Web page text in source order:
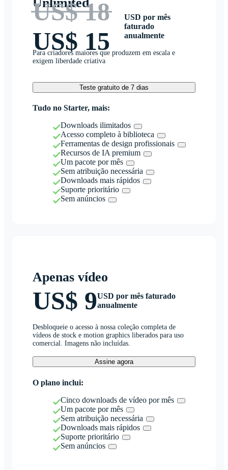
US$ 18
US$ 15
USD por mês
faturado
anualmente
Para criadores maiores que produzem em escala e
exigem liberdade criativa
Teste gratuito de 7 dias
Tudo no Starter, mais:
Downloads ilimitados
Acesso completo à biblioteca
Ferramentas de design profissionais
Recursos de IA premium
Um pacote por mês
Sem atribuição necessária
Downloads mais rápidos
Suporte prioritário
Sem anúncios
Apenas vídeo
US$ 9USD por mês faturado
anualmente
Desbloqueie o acesso à nossa coleção completa de
vídeos de stock e motion graphics liberados para uso
comercial. Imagens não incluídas.
Assine agora
O plano inclui:
Cinco downloads de vídeo por mês
Um pacote por mês
Sem atribuição necessária
Downloads mais rápidos
Suporte prioritário
Sem anúncios